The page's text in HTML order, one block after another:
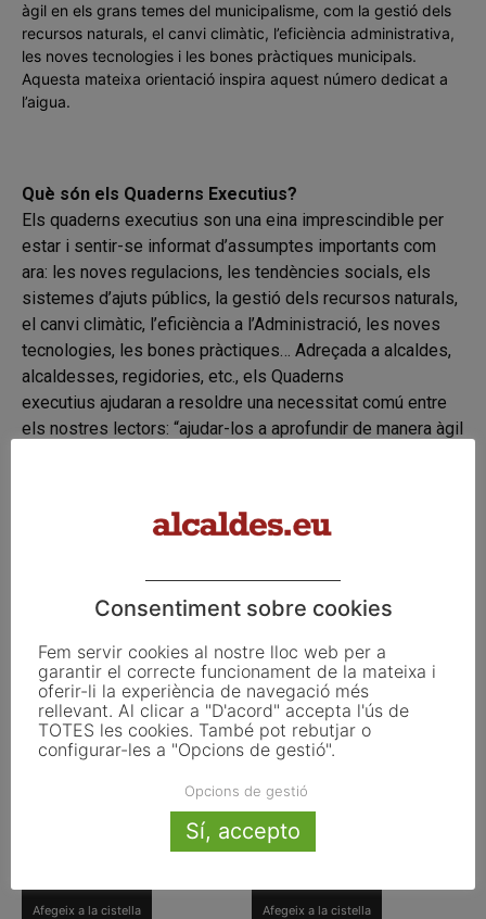
àgil en els grans temes del municipalisme, com la gestió dels
recursos naturals, el canvi climàtic, l’eficiència administrativa,
les noves tecnologies i les bones pràctiques municipals.
Aquesta mateixa orientació inspira aquest número dedicat a
l’aigua.
Què són els Quaderns Executius?
Els quaderns executius son una eina imprescindible per
estar i sentir-se informat d’assumptes importants com
ara: les noves regulacions, les tendències socials, els
sistemes d’ajuts públics, la gestió dels recursos naturals,
el canvi climàtic, l’eficiència a l’Administració, les noves
tecnologies, les bones pràctiques… Adreçada a alcaldes,
alcaldesses, regidories, etc., els Quaderns
executius ajudaran a resoldre una necessitat comú entre
els nostres lectors: “ajudar-los a aprofundir de manera àgil
Quaderns executius n.12
Afegeix a la cistella
Alcaldes 2013
Afegeix a la cistella
Consentiment sobre cookies
Fem servir cookies al nostre lloc web per a
garantir el correcte funcionament de la mateixa i
oferir-li la experiència de navegació més
rellevant. Al clicar a "D'acord" accepta l'ús de
TOTES les cookies. També pot rebutjar o
configurar-les a "Opcions de gestió".
Opcions de gestió
Sí, accepto